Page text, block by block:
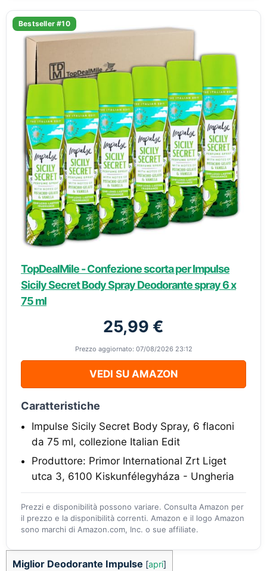
Bestseller #10
TopDealMile - Confezione scorta per Impulse
Sicily Secret Body Spray Deodorante spray 6 x
75 ml
25,99 €
Prezzo aggiornato: 07/08/2026 23:12
VEDI SU AMAZON
Caratteristiche
Impulse Sicily Secret Body Spray, 6 flaconi
da 75 ml, collezione Italian Edit
Produttore: Primor International Zrt Liget
utca 3, 6100 Kiskunfélegyháza - Ungheria
Prezzi e disponibilità possono variare. Consulta Amazon per
il prezzo e la disponibilità correnti. Amazon e il logo Amazon
sono marchi di Amazon.com, Inc. o sue affiliate.
Miglior Deodorante Impulse [apri]